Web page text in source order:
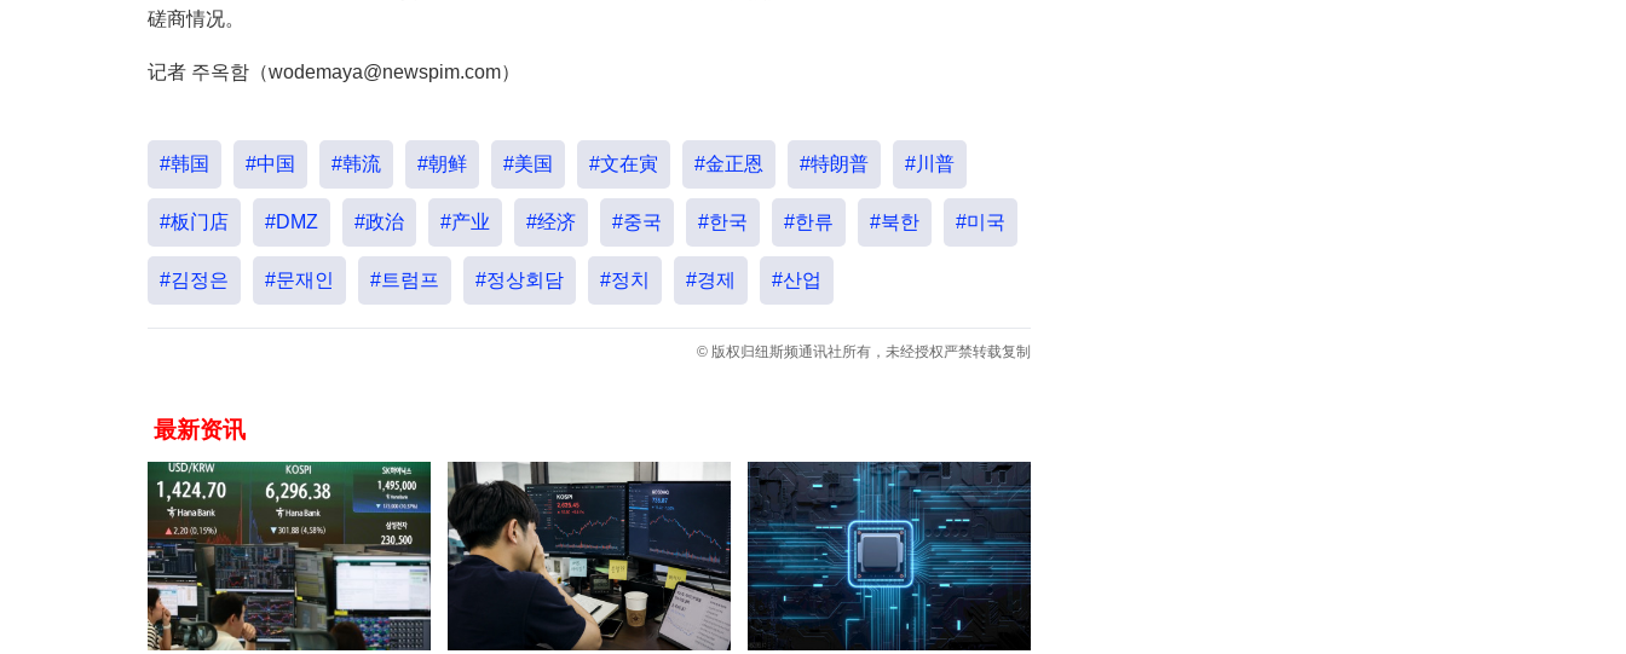
磋商情况。
记者 주옥함（wodemaya@newspim.com）
#韩国 #中国 #韩流 #朝鲜 #美国 #文在寅 #金正恩 #特朗普 #川普
#板门店 #DMZ #政治 #产业 #经济 #중국 #한국 #한류 #북한 #미국
#김정은 #문재인 #트럼프 #정상회담 #정치 #경제 #산업
© 版权归纽斯频通讯社所有，未经授权严禁转载复制
最新资讯